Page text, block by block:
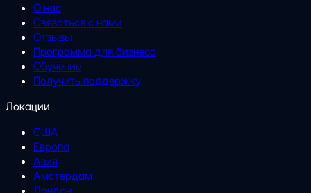
О нас
Связаться с нами
Отзывы
Программа для бизнеса
Обучение
Получить поддержку
Локации
США
Европа
Азия
Амстердам